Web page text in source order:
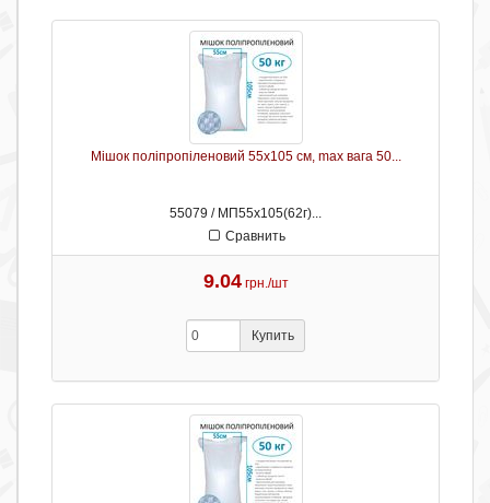
Мішок поліпропіленовий 55х105 см, max вага 50...
55079 / МП55х105(62г)...
Сравнить
9.04 грн./шт
Купить